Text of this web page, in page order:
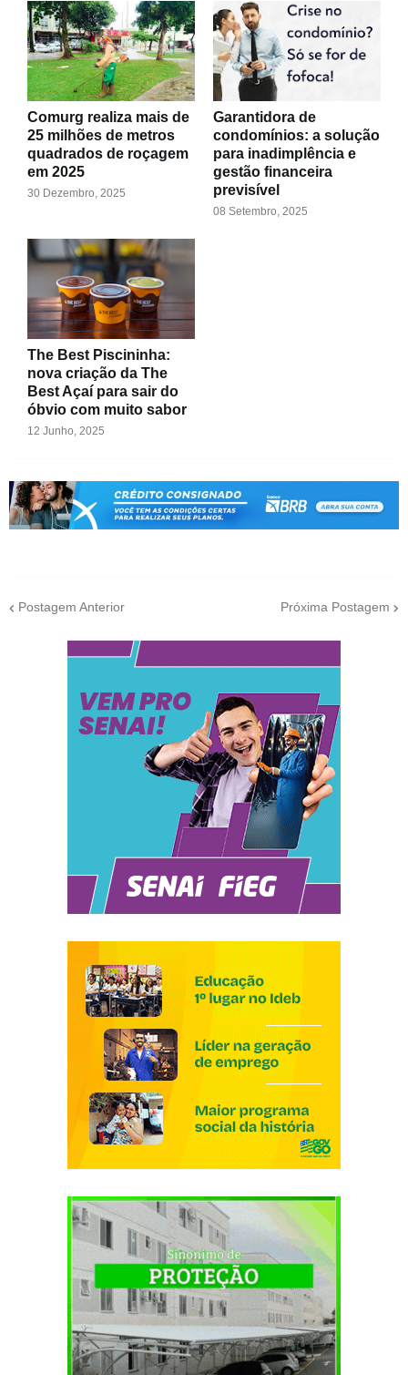
Comurg realiza mais de
25 milhões de metros
quadrados de roçagem
em 2025
30 Dezembro, 2025
Garantidora de
condomínios: a solução
para inadimplência e
gestão financeira
previsível
08 Setembro, 2025
The Best Piscininha:
nova criação da The
Best Açaí para sair do
óbvio com muito sabor
12 Junho, 2025
Postagem Anterior Próxima Postagem